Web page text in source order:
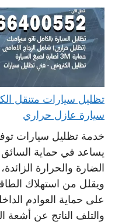
سيارة عازل حراري
خدمة تظليل سيارات
يساعد في حماية
الضارة والحرارة
ويقلل من استهلاك
على حماية العوادم
والتلف الناتج عن